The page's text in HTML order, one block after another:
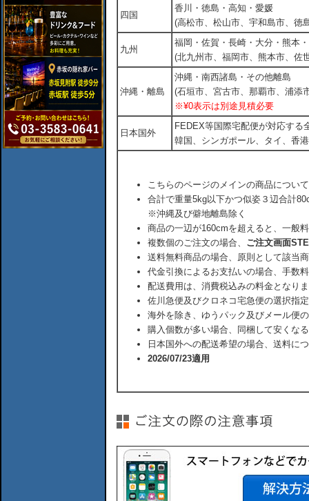
四国
香川・徳島・高知・愛媛
(高松市、松山市、宇和島市、徳
九州
福岡・佐賀・長崎・大分・熊本
(北九州市、福岡市、熊本市、佐
沖縄・離島
沖縄・南西諸島・その他離島
(石垣市、宮古市、那覇市、浦添
※¥0表示は別途見積必要
日本国外
FEDEX等国際宅配便が対応す
韓国、シンガポール、タイ、香
こちらのページのメインの商品につい
合計で重量5kg以下かつ似姿３辺合計
※沖縄及び僻地離島除く
商品の一辺が160cmを超えると、一般
複数個のご注文の場合、 ご注文画面
送料無料商品の場合、原則として該当
代金引換によるお支払いの場合、手数
配送費用は、消費税込みの料金となり
佐川急便及びクロネコ宅急便の選択指
海外を除き、ゆうパック及びメール便
購入個数が多い場合、同梱して安くな
日本国外への配送希望の場合、送料に
2026/07/23適用